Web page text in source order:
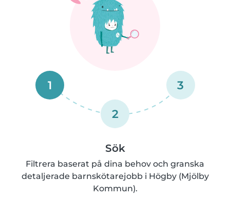
1
2
3
Sök
Filtrera baserat på dina behov och granska
detaljerade barnskötarejobb i Högby (Mjölby
Kommun).